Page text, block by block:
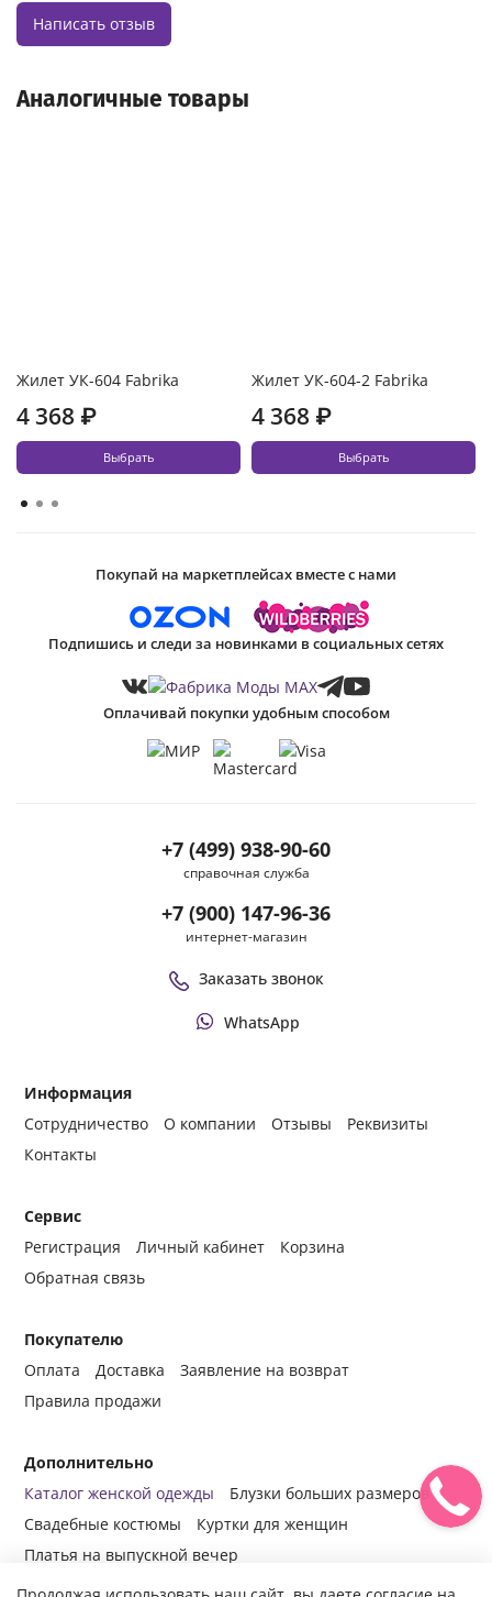
Написать отзыв
Аналогичные товары
Жилет УК-604 Fabrika
4 368 ₽
Выбрать
Жилет УК-604-2 Fabrika
4 368 ₽
Выбрать
Информация
Сотрудничество
О компании Отзывы
Реквизиты
Контакты
Сервис
Регистрация
Личный кабинет
Корзина
Обратная связь
Покупателю
Оплата
Доставка
Заявление на возврат
Правила продажи
Дополнительно
Каталог женской одежды
Блузки больших размеров
Свадебные костюмы
Куртки для женщин
Платья на выпускной вечер
+7 (499) 938-90-60
справочная служба
+7 (900) 147-96-36
интернет-магазин
Заказать звонок
WhatsApp
Покупай на маркетплейсах вместе с нами
Подпишись и следи за новинками в социальных сетях
Оплачивай покупки удобным способом